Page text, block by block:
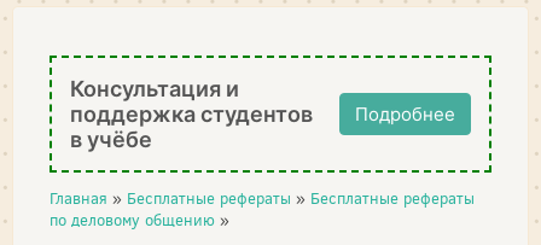
Консультация и
поддержка студентов
в учёбе
Подробнее
Главная » Бесплатные рефераты » Бесплатные рефераты
по деловому общению »